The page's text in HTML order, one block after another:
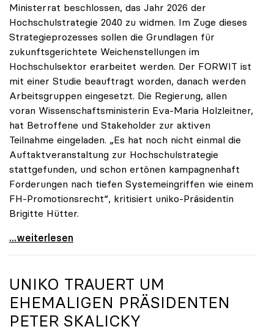
Ministerrat beschlossen, das Jahr 2026 der
Hochschulstrategie 2040 zu widmen. Im Zuge dieses
Strategieprozesses sollen die Grundlagen für
zukunftsgerichtete Weichenstellungen im
Hochschulsektor erarbeitet werden. Der FORWIT ist
mit einer Studie beauftragt worden, danach werden
Arbeitsgruppen eingesetzt. Die Regierung, allen
voran Wissenschaftsministerin Eva-Maria Holzleitner,
hat Betroffene und Stakeholder zur aktiven
Teilnahme eingeladen. „Es hat noch nicht einmal die
Auftaktveranstaltung zur Hochschulstrategie
stattgefunden, und schon ertönen kampagnenhaft
Forderungen nach tiefen Systemeingriffen wie einem
FH-Promotionsrecht“, kritisiert uniko-Präsidentin
Brigitte Hütter.
„Deplatzierte Kampagne“: uniko irritiert über
...weiterlesen
UNIKO TRAUERT UM
EHEMALIGEN PRÄSIDENTEN
PETER SKALICKY